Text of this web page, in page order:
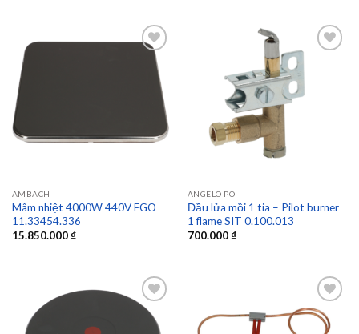
Add to
wishlist
AMBACH
Mâm nhiệt 4000W 440V EGO
11.33454.336
15.850.000₫
ANGELO PO
Đầu lửa mồi 1 tia – Pilot burner
1 flame SIT 0.100.013
700.000₫